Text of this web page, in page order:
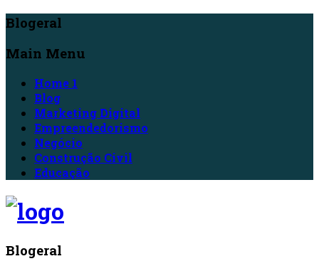
Blogeral
Main Menu
Home 1
Blog
Marketing Digital
Empreendedorismo
Negócio
Construção Civil
Educação
Blogeral